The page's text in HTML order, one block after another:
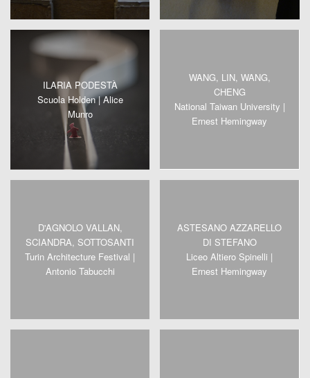
ILARIA PODESTÀ
Scuola Holden | Alice
Munro
WANG, LIN, WANG,
CHENG
National Taiwan University |
Ernest Hemingway
D'AGNOLO VALLAN,
SCIANDRA, SOTTOSANTI
Turin Architecture Festival |
Antonio Tabucchi
ASTESANO AZZARELLO
DI STEFANO
Liceo Altiero Spinelli |
Ernest Hemingway